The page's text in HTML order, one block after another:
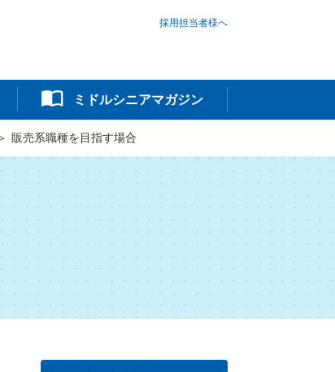
ミドルシニアマガジン
採用担当者様へ
販売系職種を目指す場合